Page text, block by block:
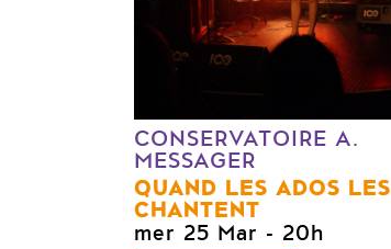
CONSERVATOIRE A.
MESSAGER
QUAND LES ADOS LES
CHANTENT
mer 25 Mar - 20h